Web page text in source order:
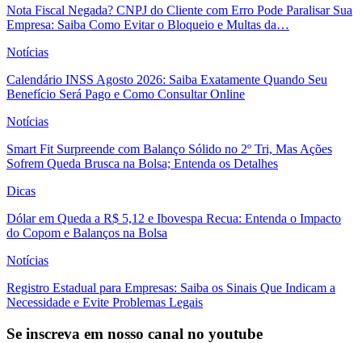
Nota Fiscal Negada? CNPJ do Cliente com Erro Pode Paralisar Sua
Empresa: Saiba Como Evitar o Bloqueio e Multas da…
Notícias
Calendário INSS Agosto 2026: Saiba Exatamente Quando Seu
Benefício Será Pago e Como Consultar Online
Notícias
Smart Fit Surpreende com Balanço Sólido no 2º Tri, Mas Ações
Sofrem Queda Brusca na Bolsa; Entenda os Detalhes
Dicas
Dólar em Queda a R$ 5,12 e Ibovespa Recua: Entenda o Impacto
do Copom e Balanços na Bolsa
Notícias
Registro Estadual para Empresas: Saiba os Sinais Que Indicam a
Necessidade e Evite Problemas Legais
Se inscreva em nosso canal no youtube